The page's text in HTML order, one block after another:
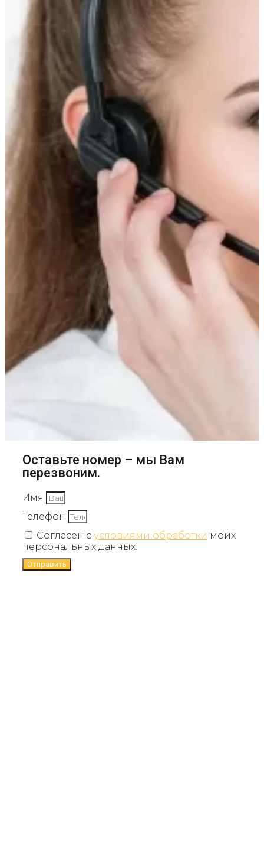
Оставьте номер – мы Вам
перезвоним.
Имя
Телефон
Согласен с условиями обработки моих
персональных данных.
Отправить